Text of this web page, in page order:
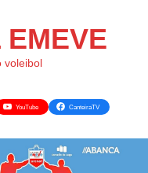
voleibol
YouTube CanteiraTV